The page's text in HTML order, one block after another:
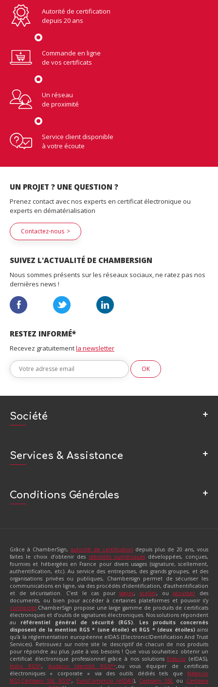
Autorité de certification
depuis 20 ans
Commande en ligne
de vos certificats
Un réseau
de proximité
Service client disponible
à votre écoute
UN PROJET ? UNE QUESTION ?
Prenez contact avec nos experts en certificat électronique ou
experts en dématérialisation
Contactez-nous
SUIVEZ L'ACTUALITÉ DE CHAMBERSIGN
Nous sommes présents sur les réseaux sociaux, ne ratez pas nos
dernières news !
RESTEZ INFORMÉ*
Recevez gratuitementla newsletter
Société
Cadre juridique et conformité
Nous contacter
Nous rejoindre
Services & Assistance
Gérer mon certificat
Révoquer mon certificat
Conditions Générales
Grille tarifaire – mise à jour au 1er mars 2023
LCR
Mentions légales
Politique qualité de ChamberSign
Politique d’utilisation des cookies
Référentiel documentaire AC CHAMBERSIGN FRANCE
Référentiel documentaire AC CHAMBERSIGN FRANCE CA3
Référentiel documentaire service d’identité numérique pro
Grâce à ChamberSign, autorité de certification depuis plus de 20 ans, vous
faites le choix d’obtenir des identités numériques développées, conçues,
fournies et hébergées en France pour divers usages (signature, scellement,
authentification, etc). Au service des entreprises, des grands groupes, et des
organisations privées ou publiques, Chambersign permet de sécuriser les
communications en ligne, via des procédés d’identification, d’authentification
et de sécurisation. C’est le cas poursigner,sceller, ousécuriserdes
documents, ou bien pour accéder à certaines plateformes et pouvoir s’y
connecter.ChamberSign propose une large gamme de produits de certificats
électroniques et d’outils de signatures électroniques. Nos solutions répondent
au référentiel général de sécurité (RGS). Les produits concernés
disposent de la mention RGS * (une étoile) et RGS * (deux étoiles)ainsi
qu’à la réglementation européenne eIDAS (ElectronicIDentification And Trust
Services). Retrouvez sur notre site le descriptif de chacun de nos produits
pour répondre au plus juste à vos besoins ! Que vous souhaitiez obtenir un
certificat électronique professionnel grâce à nos solutions Eiducio (eIDAS),
Initio RGS*, Audacio Identité RGS**,ou vous équiper de certificats
électroniques « corporate » via des outils dédiés tels que Négocio
RGS,Certiserv SSL RGS*, EuroComercio (eIDAS), Certiserv SSLou Certiserv